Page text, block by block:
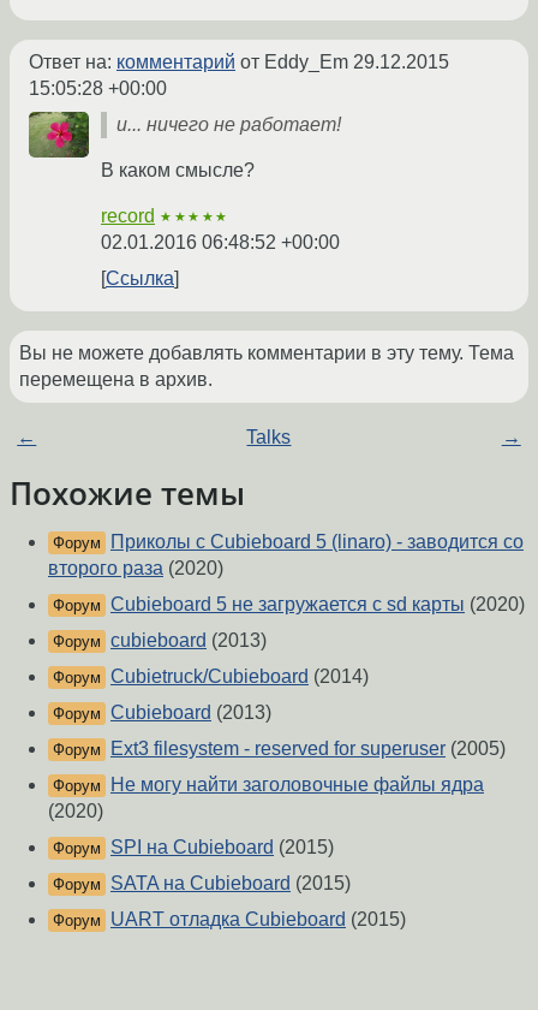
Ответ на: комментарий от Eddy_Em 29.12.2015
15:05:28 +00:00
и... ничего не работает!
В каком смысле?
record ★★★★★
02.01.2016 06:48:52 +00:00
Ссылка
Вы не можете добавлять комментарии в эту тему. Тема
перемещена в архив.
← Talks →
Похожие темы
Форум
Приколы с Cubieboard 5 (linaro) - заводится со
второго раза (2020)
Форум Cubieboard 5 не загружается с sd карты (2020)
Форум cubieboard (2013)
Форум Cubietruck/Cubieboard (2014)
Форум Cubieboard (2013)
Форум Ext3 filesystem - reserved for superuser (2005)
Форум
Не могу найти заголовочные файлы ядра
(2020)
Форум SPI на Cubieboard (2015)
Форум SATA на Cubieboard (2015)
Форум UART отладка Cubieboard (2015)